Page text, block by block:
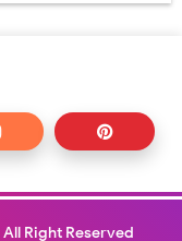
All Right Reserved